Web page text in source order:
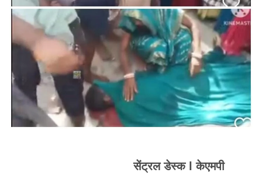
सेंट्रल डेस्क l केएमपी